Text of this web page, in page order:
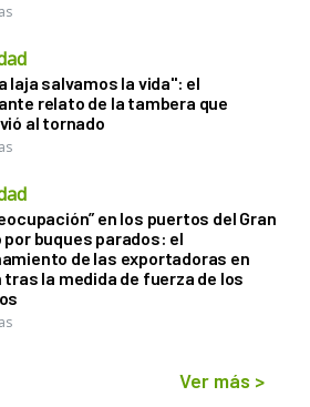
laja salvamos la vida": el
relato de la tambera que
al tornado
en los puertos del Gran
por buques parados: el
de las exportadoras en
la medida de fuerza de los
Ver más >